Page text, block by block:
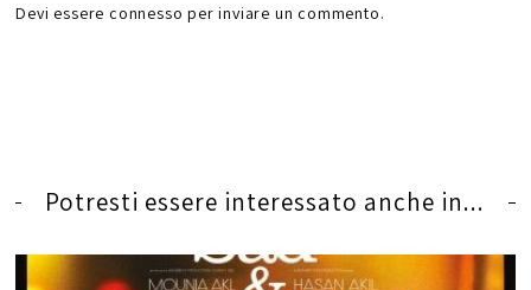
Devi essere connesso per inviare un commento.
Potresti essere interessato anche in...